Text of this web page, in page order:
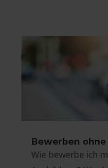
Bewerben
Wie bewerbe ich